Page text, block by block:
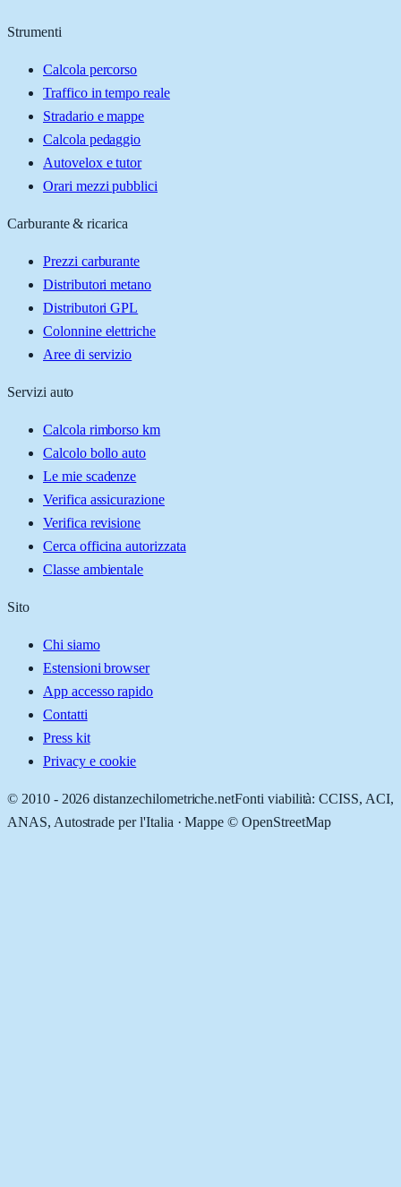
Strumenti
Calcola percorso
Traffico in tempo reale
Stradario e mappe
Calcola pedaggio
Autovelox e tutor
Orari mezzi pubblici
Carburante & ricarica
Prezzi carburante
Distributori metano
Distributori GPL
Colonnine elettriche
Aree di servizio
Servizi auto
Calcola rimborso km
Calcolo bollo auto
Le mie scadenze
Verifica assicurazione
Verifica revisione
Cerca officina autorizzata
Classe ambientale
Sito
Chi siamo
Estensioni browser
App accesso rapido
Contatti
Press kit
Privacy e cookie
© 2010 - 2026 distanzechilometriche.netFonti viabilità: CCISS, ACI,
ANAS, Autostrade per l'Italia · Mappe © OpenStreetMap